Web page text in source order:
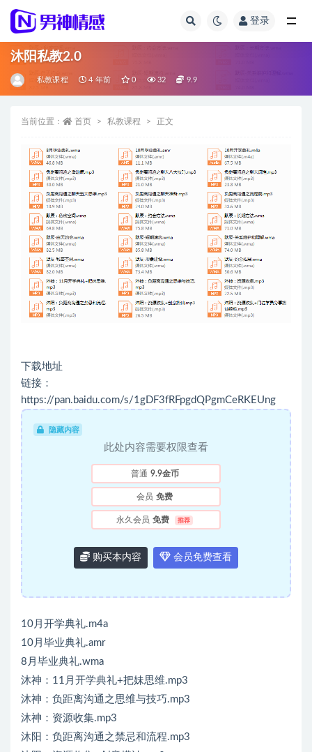
登录
沐阳私教2.0
私教课程 4 年前 0 32 9.9
当前位置： 首页 私教课程 正文
下载地址
链接：
https://pan.baidu.com/s/1gDF3fRFpgdQPgmCeRKEUng
隐藏内容
此处内容需要权限查看
普通 9.9金币
会员 免费
永久会员 免费 推荐
购买本内容 会员免费查看
10月开学典礼.m4a
10月毕业典礼.amr
8月毕业典礼.wma
沐神：11月开学典礼+把妹思维.mp3
沐神：负距离沟通之思维与技巧.mp3
沐神：资源收集.mp3
沐阳：负距离沟通之禁忌和流程.mp3